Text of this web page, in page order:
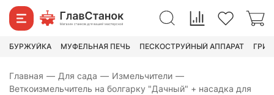
БУРЖУЙКА МУФЕЛЬНАЯ ПЕЧЬ ПЕСКОСТРУЙНЫЙ АППАРАТ
Главная — Для сада — Измельчители —
Веткоизмельчитель на болгарку "Дачный" + насадка для
насадка для измельчения
яблок и выгрузная воронка
9 930 0